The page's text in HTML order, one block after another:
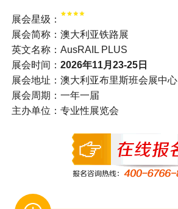
展会星级：
展会简称：澳大利亚铁路展
英文名称：AusRAIL PLUS
展会时间： 2026年11月23-25日
展会地址：澳大利亚布里斯班会展中心
展会周期：一年一届
主办单位：专业性展览会